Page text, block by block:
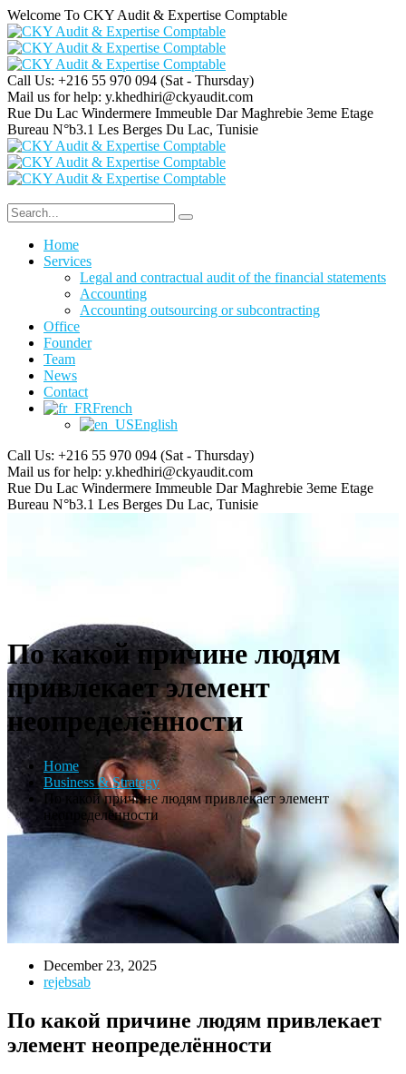
Welcome To CKY Audit & Expertise Comptable
Call Us: +216 55 970 094 (Sat - Thursday)
Mail us for help: y.khedhiri@ckyaudit.com
Rue Du Lac Windermere Immeuble Dar Maghrebie 3eme Etage
Bureau N°b3.1 Les Berges Du Lac, Tunisie
Home
Services
Legal and contractual audit of the financial statements
Accounting
Accounting outsourcing or subcontracting
Office
Founder
Team
News
Contact
French
English
Call Us: +216 55 970 094 (Sat - Thursday)
Mail us for help: y.khedhiri@ckyaudit.com
Rue Du Lac Windermere Immeuble Dar Maghrebie 3eme Etage
Bureau N°b3.1 Les Berges Du Lac, Tunisie
По какой причине людям
привлекает элемент
неопределённости
Home
Business & Strategy
По какой причине людям привлекает элемент
неопределённости
December 23, 2025
rejebsab
По какой причине людям привлекает
элемент неопределённости